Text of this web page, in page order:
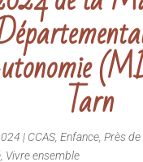
Tarn
| CCAS, Enfance, Près
, Vivre ensemble